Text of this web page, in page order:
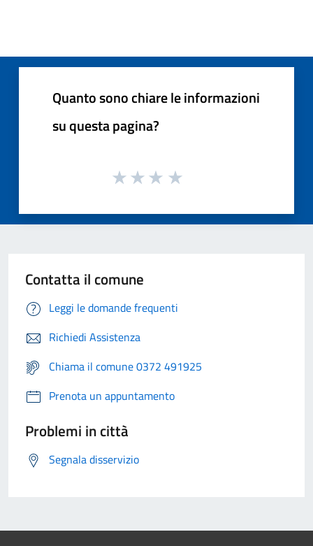
Quanto sono chiare le informazioni
su questa pagina?
Contatta il comune
Leggi le domande frequenti
Richiedi Assistenza
Chiama il comune 0372 491925
Prenota un appuntamento
Problemi in città
Segnala disservizio